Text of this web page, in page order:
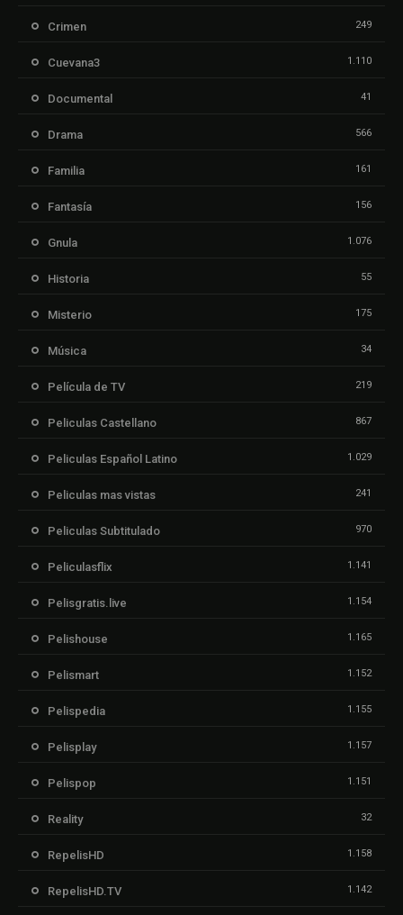
Crimen 249
Cuevana3 1.110
Documental 41
Drama 566
Familia 161
Fantasía 156
Gnula 1.076
Historia 55
Misterio 175
Música 34
Película de TV 219
Peliculas Castellano 867
Peliculas Español Latino 1.029
Peliculas mas vistas 241
Peliculas Subtitulado 970
Peliculasflix 1.141
Pelisgratis.live 1.154
Pelishouse 1.165
Pelismart 1.152
Pelispedia 1.155
Pelisplay 1.157
Pelispop 1.151
Reality 32
RepelisHD 1.158
RepelisHD.TV 1.142